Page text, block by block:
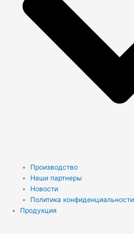
Производство
Наши партнеры
Новости
Политика конфиденциальности
Продукция